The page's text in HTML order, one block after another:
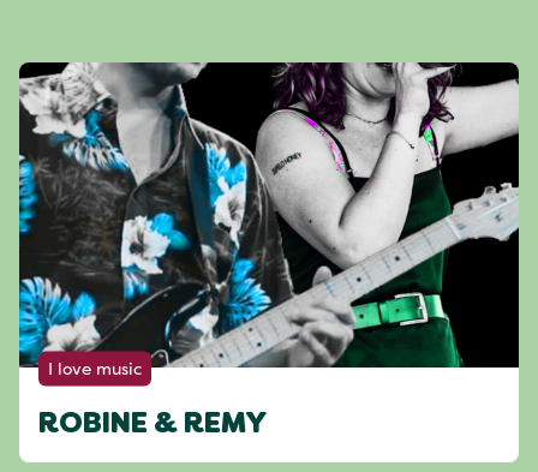
I love music
ROBINE & REMY